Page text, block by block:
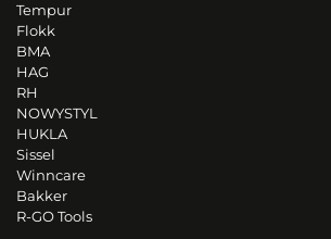
Tempur
Flokk
BMA
HAG
RH
NOWYSTYL
HUKLA
Sissel
Winncare
Bakker
R-GO Tools